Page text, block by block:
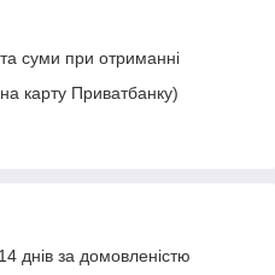
суми при отриманні
карту Приватбанку)
днів за домовленістю